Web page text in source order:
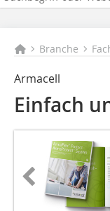
Branche
Armacell
Einfach